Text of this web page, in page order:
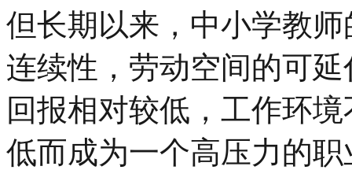
但长期以来，中小学教
连续性，劳动空间的可
回报相对较低，工作环
低而成为一个高压力的